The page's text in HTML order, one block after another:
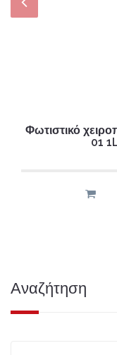
Φωτιστικό
01
Αναζήτηση